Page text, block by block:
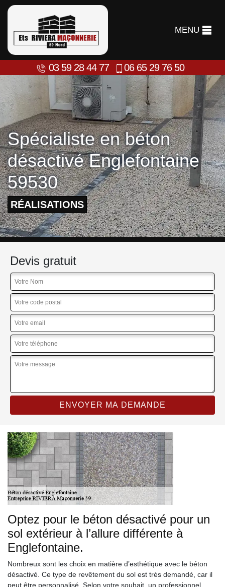
MENU
03 59 28 44 77 06 65 29 76 50
Spécialiste en béton
désactivé Englefontaine
59530
RÉALISATIONS
Devis gratuit
Optez pour le béton désactivé pour un
sol extérieur à l’allure différente à
Englefontaine.
Nombreux sont les choix en matière d’esthétique avec le béton
désactivé. Ce type de revêtement du sol est très demandé, car il
peut être personnalisé. Selon votre souhait, un professionnel